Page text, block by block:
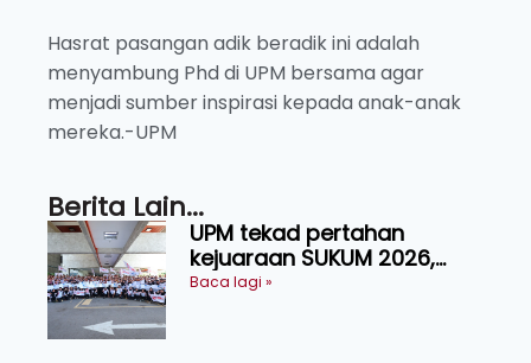
Hasrat pasangan adik beradik ini adalah
menyambung Phd di UPM bersama agar
menjadi sumber inspirasi kepada anak-anak
mereka.-UPM
Berita Lain...
UPM tekad pertahan
kejuaraan SUKUM 2026,
sasar 16 pingat emas
Baca lagi »